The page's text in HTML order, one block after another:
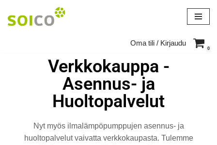
Siirry
Oma tili / Kirjaudu
0
Verkkokauppa -
Asennus- ja
Huoltopalvelut
Nyt myös ilmalämpöpumppujen asennus- ja
huoltopalvelut vaivatta verkkokaupasta. Tulemme